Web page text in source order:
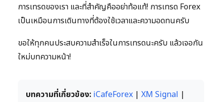
การเทรดของเรา และที่สำคัญคืออย่าท้อแท้! การเทรด Forex
เป็นเหมือนการเดินทางที่ต้องใช้เวลาและความอดทนครับ
ขอให้ทุกคนประสบความสำเร็จในการเทรดนะครับ แล้วเจอกัน
ใหม่บทความหน้า!
บทความที่เกี่ยวข้อง: iCafeForex | XM Signal |